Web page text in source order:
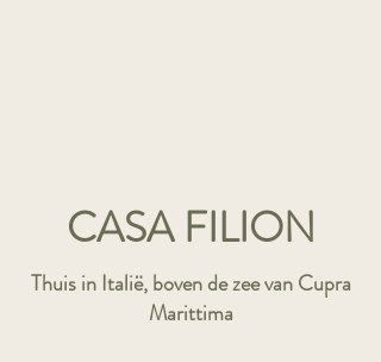
CASA FILION
Thuis in Italië, boven de zee van Cupra
Marittima